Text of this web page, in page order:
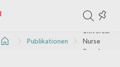
in
Publikationen
Universal
Nurse
Speaker